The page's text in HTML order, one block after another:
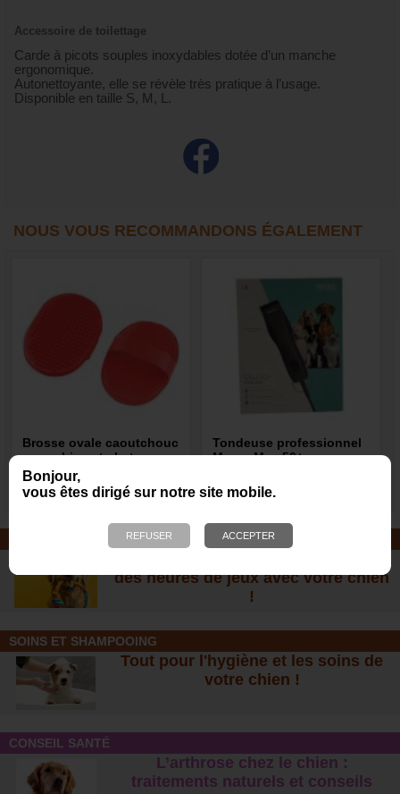
Bonjour,
vous êtes dirigé sur notre site mobile.
Accessoire de toilettage
Carde à picots souples inoxydables dotée d’un manche
ergonomique.
Autonettoyante, elle se révèle très pratique à l’usage.
Disponible en taille S, M, L.
NOUS VOUS RECOMMANDONS ÉGALEMENT
Brosse ovale caoutchouc
pour chien et chat
4,70 €
Tondeuse professionnel
Moser Max 50+
180,00 €
JOUETS EN CORDE
des heures de jeux avec votre chien
!
SOINS ET SHAMPOOING
Tout pour l'hygiène et les soins de
votre chien !
CONSEIL SANTÉ
L’arthrose chez le chien :
traitements naturels et conseils